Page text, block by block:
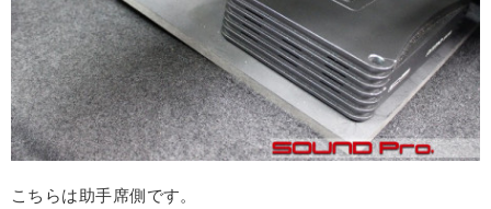
こちらは助手席側です。